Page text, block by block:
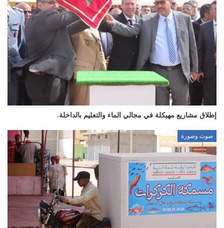
إطلاق مشاريع مهيكلة في مجالي الماء والتعليم بالداخلة.
صوت وصورة